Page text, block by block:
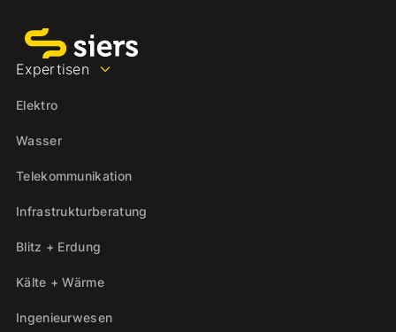
Expertisen
Elektro
Wasser
Telekommunikation
Infrastrukturberatung
Blitz + Erdung
Kälte + Wärme
Ingenieurwesen